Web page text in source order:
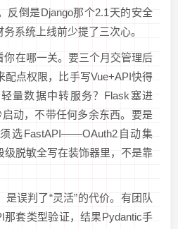
反倒是Django那个2.1天的安全
系统上线前少提了三次心。
在哪一关。要三个月交管理后
配点权限，比手写Vue+API快得
量数据中转服务？Flask塞进
动，不带任何多余东西。要是
选FastAPI——OAuth2自动集
级脱敏全写在装饰器里，不是靠
误判了“灵活”的代价。有团队
那套类型验证，结果Pydantic手